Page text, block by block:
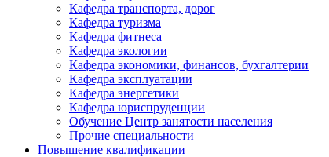
Кафедра транспорта, дорог
Кафедра туризма
Кафедра фитнеса
Кафедра экологии
Кафедра экономики, финансов, бухгалтерии
Кафедра эксплуатации
Кафедра энергетики
Кафедра юриспруденции
Обучение Центр занятости населения
Прочие специальности
Повышение квалификации